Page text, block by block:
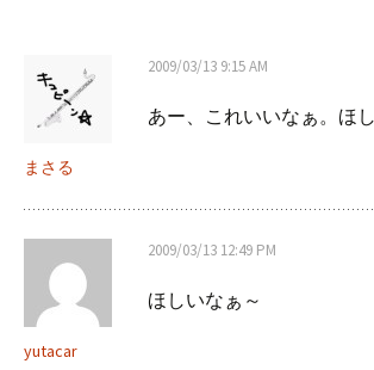
ゲ
ー
シ
ョ
まさる
2009/03/13 9:15 AM
あー、これいいなぁ。ほし
yutacar
2009/03/13 12:49 PM
ほしいなぁ～